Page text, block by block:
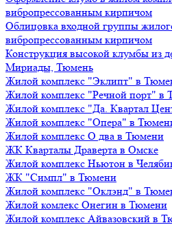
вибропрессованным кирпичом
Облицовка входной группы
вибропрессованным кирпичом
Конструкция высокой клумбы из
Мириады, Тюмень
Жилой комплекс "Эклипт" в
Жилой комплекс "Речной порт" в
Жилой комплекс "Да. Квартал
Жилой комплекс "Опера" в
Жилой комплекс О два в Тюмени
ЖК Кварталы Драверта в Омске
Жилой комплекс Ньютон в
ЖК "Симпл" в Тюмени
Жилой комплекс "Оклэнд" в
Жилой комлекс Онегин в Тюмени
Жилой комплекс Айвазовский в